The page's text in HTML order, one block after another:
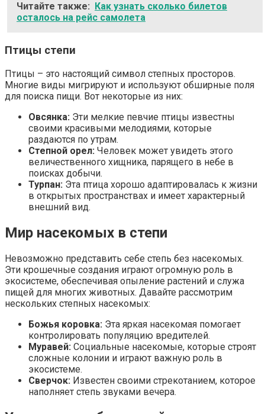
Читайте также:
Как узнать сколько билетов
осталось на рейс самолета
Птицы степи
Птицы – это настоящий символ степных просторов.
Многие виды мигрируют и используют обширные поля
для поиска пищи. Вот некоторые из них:
Овсянка: Эти мелкие певчие птицы известны
своими красивыми мелодиями, которые
раздаются по утрам.
Степной орел: Человек может увидеть этого
величественного хищника, парящего в небе в
поисках добычи.
Турпан: Эта птица хорошо адаптировалась к жизни
в открытых пространствах и имеет характерный
внешний вид.
Мир насекомых в степи
Невозможно представить себе степь без насекомых.
Эти крошечные создания играют огромную роль в
экосистеме, обеспечивая опыление растений и служа
пищей для многих животных. Давайте рассмотрим
нескольких степных насекомых:
Божья коровка: Эта яркая насекомая помогает
контролировать популяцию вредителей.
Муравей: Социальные насекомые, которые строят
сложные колонии и играют важную роль в
экосистеме.
Сверчок: Известен своими стрекотанием, которое
наполняет степь звуками вечера.